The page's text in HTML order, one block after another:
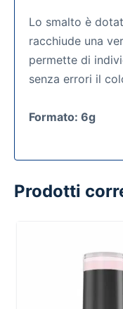
Lo smalto è
racchiude una
permette di
senza errori il
Formato: 6g
Prodotti